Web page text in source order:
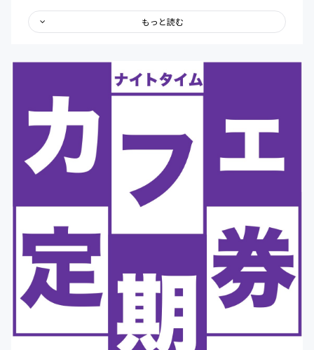
さらに、その掲示板の中から、マッチングしたいメンバー
確認の上、お繋ぎいたします。
最後に、コンセントカフェが開催するイベントや交流会は
特別価格（イベントによって異なりますが、通常価格より
500円〜1,000円引き）でご参加いただけます。
＊今回のコミュニティ方式の場合、皆様から支援が継続さ
れている限り、掲載翌月から毎月リターン内容を履行して
いただく義務が発生いたしますので、ご了承くださいま
もっと読む